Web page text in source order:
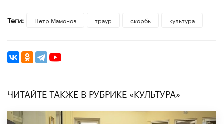
Теги: Петр Мамонов траур скорбь культура
ЧИТАЙТЕ ТАКЖЕ В РУБРИКЕ «КУЛЬТУРА»